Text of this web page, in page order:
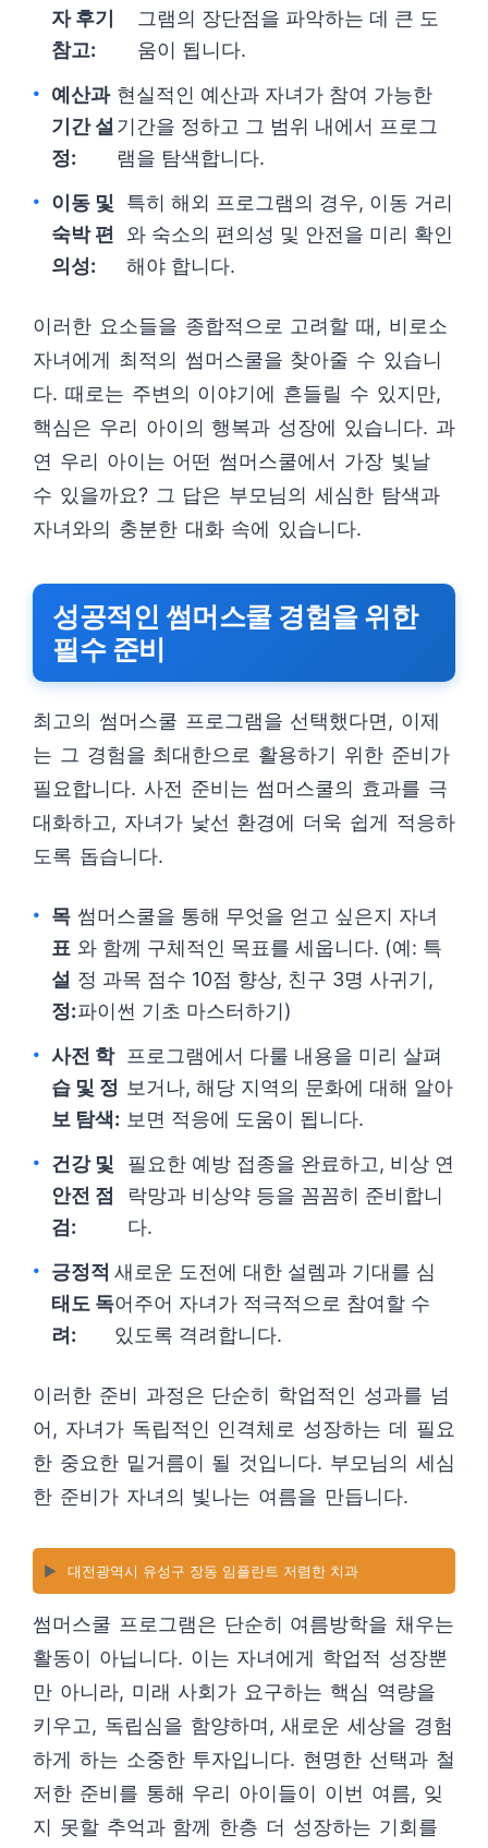
자 후기
참고:
그램의 장단점을 파악하는 데 큰 도
움이 됩니다.
예산과
기간 설
정:
현실적인 예산과 자녀가 참여 가능한
기간을 정하고 그 범위 내에서 프로그
램을 탐색합니다.
이동 및
숙박 편
의성:
특히 해외 프로그램의 경우, 이동 거리
와 숙소의 편의성 및 안전을 미리 확인
해야 합니다.
이러한 요소들을 종합적으로 고려할 때, 비로소
자녀에게 최적의 썸머스쿨을 찾아줄 수 있습니
다. 때로는 주변의 이야기에 흔들릴 수 있지만,
핵심은 우리 아이의 행복과 성장에 있습니다. 과
연 우리 아이는 어떤 썸머스쿨에서 가장 빛날
수 있을까요? 그 답은 부모님의 세심한 탐색과
자녀와의 충분한 대화 속에 있습니다.
성공적인 썸머스쿨 경험을 위한
필수 준비
최고의 썸머스쿨 프로그램을 선택했다면, 이제
는 그 경험을 최대한으로 활용하기 위한 준비가
필요합니다. 사전 준비는 썸머스쿨의 효과를 극
대화하고, 자녀가 낯선 환경에 더욱 쉽게 적응하
도록 돕습니다.
목
표
설
정:
썸머스쿨을 통해 무엇을 얻고 싶은지 자녀
와 함께 구체적인 목표를 세웁니다. (예: 특
정 과목 점수 10점 향상, 친구 3명 사귀기,
파이썬 기초 마스터하기)
사전 학
습 및 정
보 탐색:
프로그램에서 다룰 내용을 미리 살펴
보거나, 해당 지역의 문화에 대해 알아
보면 적응에 도움이 됩니다.
건강 및
안전 점
검:
필요한 예방 접종을 완료하고, 비상 연
락망과 비상약 등을 꼼꼼히 준비합니
다.
긍정적
태도 독
려:
새로운 도전에 대한 설렘과 기대를 심
어주어 자녀가 적극적으로 참여할 수
있도록 격려합니다.
이러한 준비 과정은 단순히 학업적인 성과를 넘
어, 자녀가 독립적인 인격체로 성장하는 데 필요
한 중요한 밑거름이 될 것입니다. 부모님의 세심
한 준비가 자녀의 빛나는 여름을 만듭니다.
▶️ 대전광역시 유성구 장동 임플란트 저렴한 치과
썸머스쿨 프로그램은 단순히 여름방학을 채우는
활동이 아닙니다. 이는 자녀에게 학업적 성장뿐
만 아니라, 미래 사회가 요구하는 핵심 역량을
키우고, 독립심을 함양하며, 새로운 세상을 경험
하게 하는 소중한 투자입니다. 현명한 선택과 철
저한 준비를 통해 우리 아이들이 이번 여름, 잊
지 못할 추억과 함께 한층 더 성장하는 기회를